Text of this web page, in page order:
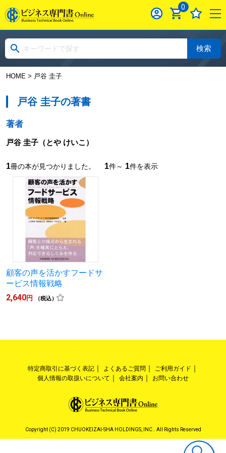
0
検索
HOME> 戸谷 圭子
戸谷 圭子の著書
著者
戸谷 圭子（とや けいこ）
1冊の本が見つかりました。 1件～ 1件を表示
顧客の声を活かすフードサ
ービス情報戦略
2,640円 （税込）
特定商取引に基づく表記 よくあるご質問
ご利用ガイド
個人情報の取扱いについて
会社案内 お問い合わせ
Copyright (C) 2019 CHUOKEIZAI-SHA HOLDINGS, INC.. All Rights Reserved